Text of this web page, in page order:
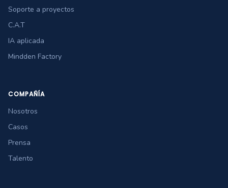
Soporte a proyectos
C.A.T
IA aplicada
Mindden Factory
COMPAÑÍA
Nosotros
Casos
Prensa
Talento